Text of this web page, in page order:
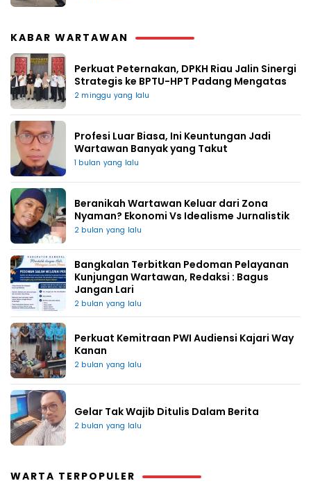
KABAR WARTAWAN
Perkuat Peternakan, DPKH Riau Jalin Sinergi
Strategis ke BPTU-HPT Padang Mengatas
2 minggu yang lalu
Profesi Luar Biasa, Ini Keuntungan Jadi
Wartawan Banyak yang Takut
1 bulan yang lalu
Beranikah Wartawan Keluar dari Zona
Nyaman? Ekonomi Vs Idealisme Jurnalistik
2 bulan yang lalu
Bangkalan Terbitkan Pedoman Pelayanan
Kunjungan Wartawan, Redaksi : Bagus
Jangan Lari
2 bulan yang lalu
Perkuat Kemitraan PWI Audiensi Kajari Way
Kanan
2 bulan yang lalu
Gelar Tak Wajib Ditulis Dalam Berita
2 bulan yang lalu
WARTA TERPOPULER